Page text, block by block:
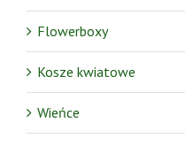
Flowerboxy
Kosze kwiatowe
Wieńce